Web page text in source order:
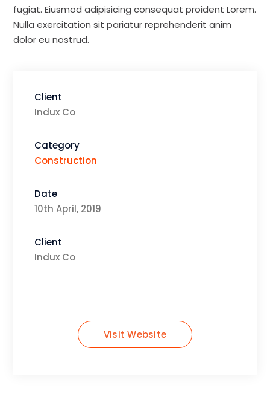
fugiat. Eiusmod adipisicing consequat proident Lorem.
Nulla exercitation sit pariatur reprehenderit anim
dolor eu nostrud.
Client
Indux Co
Category
Construction
Date
10th April, 2019
Client
Indux Co
Visit Website